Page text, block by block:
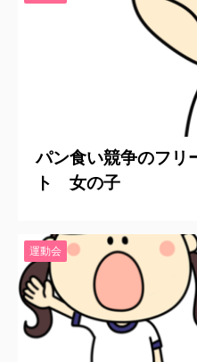
パン食い競争のフ
ト 女の子
運動会